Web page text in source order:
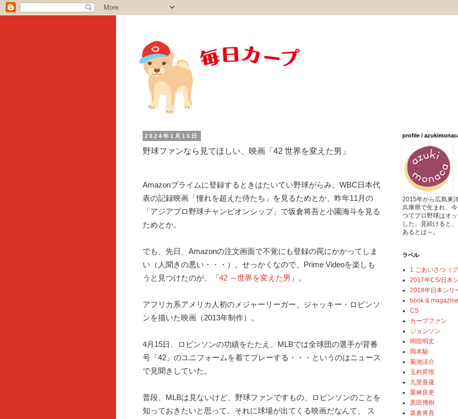
2024年1月15日
野球ファンなら見てほしい、映画「42 世界を変えた男」
Amazonプライムに登録するときはたいてい野球がらみ。WBC日本代
表の記録映画「憧れを超えた侍たち」を見るためとか、昨年11月の
「アジアプロ野球チャンピオンシップ」で坂倉将吾と小園海斗を見る
ためとか。
でも、先日、Amazonの注文画面で不覚にも登録の罠にかかってしま
い（人聞きの悪い・・・）。せっかくなので、Prime Videoを楽しも
うと見つけたのが、「42 ～世界を変えた男 」。
アフリカ系アメリカ人初のメジャーリーガー、ジャッキー・ロビンソ
ンを描いた映画（2013年制作）。
4月15日、ロビンソンの功績をたたえ、MLBでは全球団の選手が背番
号「42」のユニフォームを着てプレーする・・・というのはニュース
で見聞きしていた。
普段、MLBは見ないけど、野球ファンですもの、ロビンソンのことを
知っておきたいと思って。それに球場が出てくる映画だなんて、 ス
profile /
2015年から広島東
兵庫県で生まれ、
つてプロ野球はオ
した。見続けると
あるとは～。
ラベル
1.ごあいさつ（
2017年CS/日本
2018年日本シリ
book & magazine
CS
カープファン
ジョンソン
岡田明丈
岡本駿
菊池涼介
玉村昇悟
九里亜蓮
栗林良吏
黒田博樹
坂倉将吾